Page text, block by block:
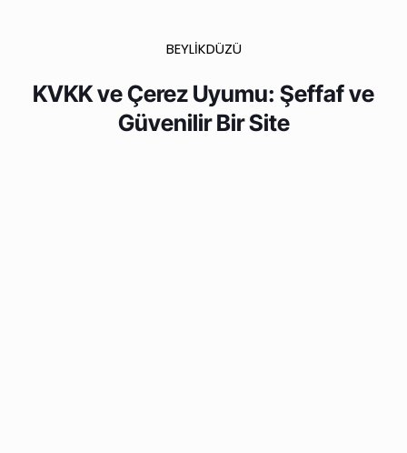
BEYLİKDÜZÜ
KVKK ve Çerez Uyumu: Şeffaf ve
Güvenilir Bir Site